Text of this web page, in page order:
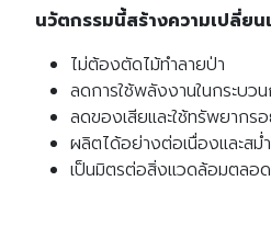
นวัตกรรมนี้สร้างความเปลี่ย
ไม่ต้องตัดไม้ทำลายป่า
ลดการใช้พลังงานในกระบว
ลดของเสียและใช้ทรัพยากร
ผลิตได้อย่างต่อเนื่องและสม่
เป็นมิตรต่อสิ่งแวดล้อมตลอ